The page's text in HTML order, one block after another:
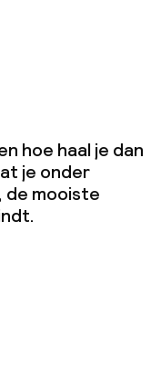
hoe haal je dan
je onder
de mooiste